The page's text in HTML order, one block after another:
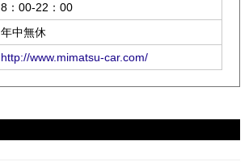
8：00-22：00
年中無休
http://www.mimatsu-car.com/